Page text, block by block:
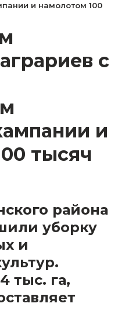
и намолотом 100
с
и
тысяч
района
уборку
и
тыс. га,